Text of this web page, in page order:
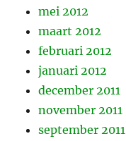
mei 2012
maart 2012
februari 2012
januari 2012
december 2011
november 2011
september 2011